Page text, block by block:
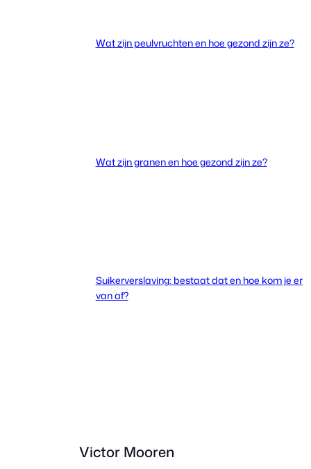
Wat zijn peulvruchten en hoe gezond zijn ze?
Wat zijn granen en hoe gezond zijn ze?
Suikerverslaving: bestaat dat en hoe kom je er
van af?
Victor Mooren